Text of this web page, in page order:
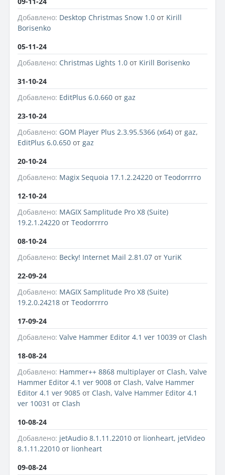
Добавлено: Desktop Christmas Snow 1.0 от Kirill
Borisenko
05-11-24
Добавлено: Christmas Lights 1.0 от Kirill Borisenko
31-10-24
Добавлено: EditPlus 6.0.660 от gaz
23-10-24
Добавлено: GOM Player Plus 2.3.95.5366 (x64) от gaz,
EditPlus 6.0.650 от gaz
20-10-24
Добавлено: Magix Sequoia 17.1.2.24220 от Teodorrrro
12-10-24
Добавлено: MAGIX Samplitude Pro X8 (Suite)
19.2.1.24220 от Teodorrrro
08-10-24
Добавлено: Becky! Internet Mail 2.81.07 от YuriK
22-09-24
Добавлено: MAGIX Samplitude Pro X8 (Suite)
19.2.0.24218 от Teodorrrro
17-09-24
Добавлено: Valve Hammer Editor 4.1 ver 10039 от Clash
18-08-24
Добавлено: Hammer++ 8868 multiplayer от Clash, Valve
Hammer Editor 4.1 ver 9008 от Clash, Valve Hammer
Editor 4.1 ver 9085 от Clash, Valve Hammer Editor 4.1
ver 10031 от Clash
10-08-24
Добавлено: jetAudio 8.1.11.22010 от lionheart, jetVideo
8.1.11.22010 от lionheart
09-08-24